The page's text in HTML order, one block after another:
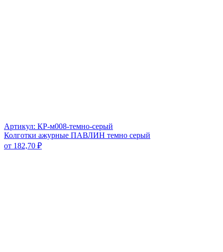
Артикул: КР-м008-темно-серый
Колготки ажурные ПАВЛИН темно серый
от 182,70 ₽